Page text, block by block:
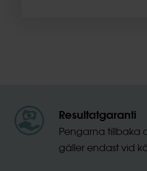
Resultatgaranti
Pengarna tillbaka
gäller endast vid